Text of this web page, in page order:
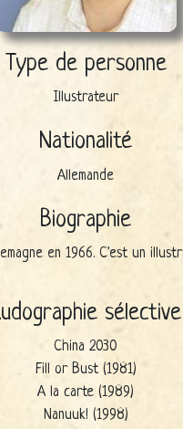
Type de personne
Illustrateur
Nationalité
Allemande
Biographie
en 1966. C'est un
sélective
China 2030
Fill or Bust (1981)
A la carte (1989)
Nanuuk! (1998)